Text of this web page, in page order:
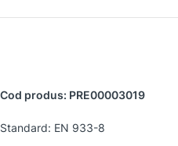
Cod produs: PRE00003019
Standard: EN 933-8